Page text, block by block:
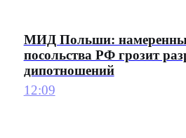
МИД Польши:
посольства РФ грозит
дипотношений
12:09